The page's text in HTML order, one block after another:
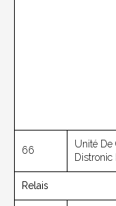
66
Unité De
Distronic
Relais